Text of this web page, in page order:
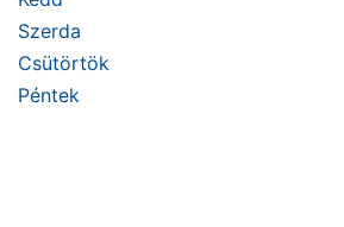
Szerda
Csütörtök
Péntek